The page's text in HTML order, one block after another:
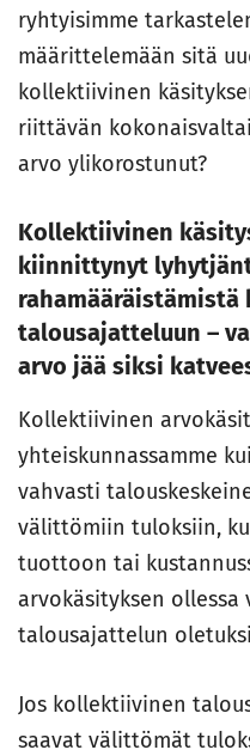
ryhtyisimme
määrittelemään sitä
kollektiivinen
riittävän
arvo ylikorostunut?
Kollektiivinen
kiinnittynyt
rahamääräistämistä
talousajatteluun –
arvo jää siksi
Kollektiivinen
yhteiskunnassamme
vahvasti
välittömiin tuloksiin,
tuottoon tai
arvokäsityksen
talousajattelun
Jos kollektiivinen
saavat välittömät